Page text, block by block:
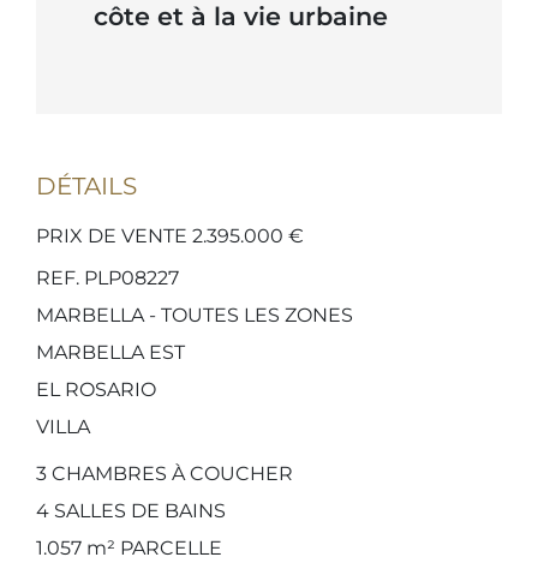
côte et à la vie urbaine
DÉTAILS
PRIX DE VENTE 2.395.000 €
REF. PLP08227
MARBELLA - TOUTES LES ZONES
MARBELLA EST
EL ROSARIO
VILLA
3 CHAMBRES À COUCHER
4 SALLES DE BAINS
1.057 m² PARCELLE